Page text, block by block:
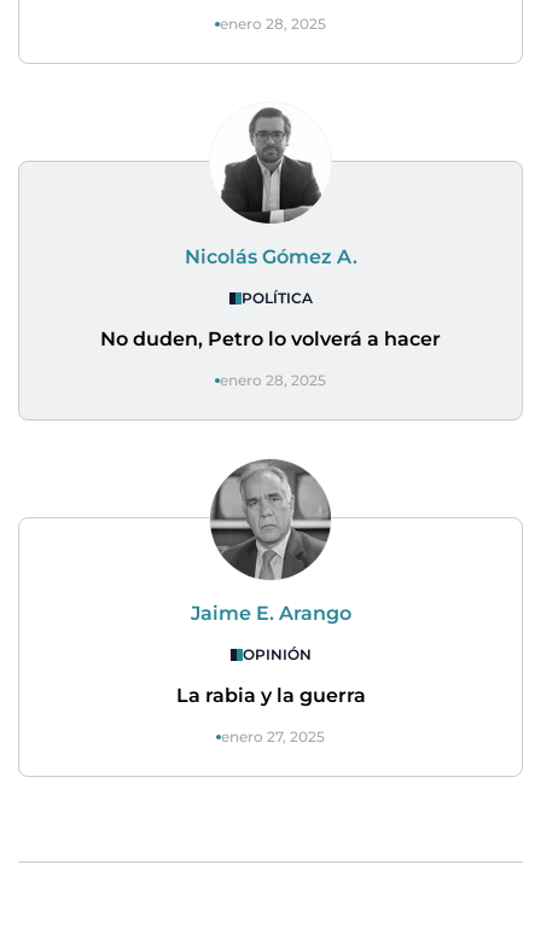
enero 28, 2025
Nicolás Gómez A.
POLÍTICA
No duden, Petro lo volverá a hacer
enero 28, 2025
Jaime E. Arango
OPINIÓN
La rabia y la guerra
enero 27, 2025